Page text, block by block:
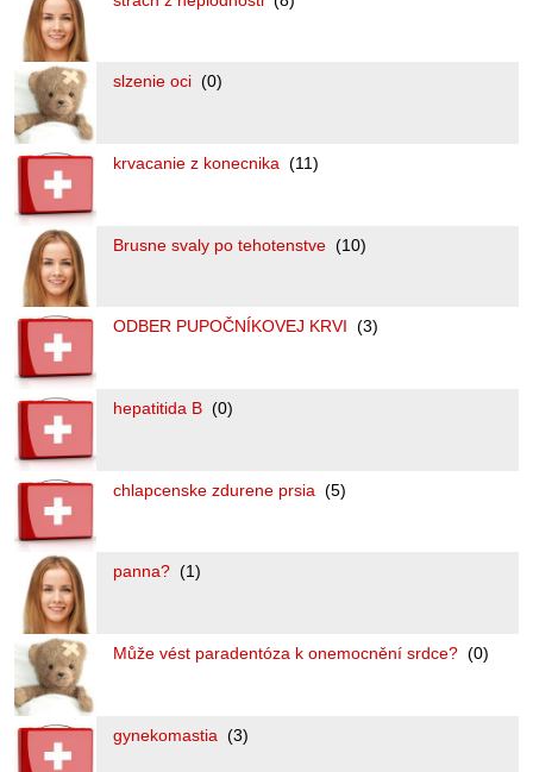
slzenie oci (0)
krvacanie z konecnika (11)
Brusne svaly po tehotenstve (10)
ODBER PUPOČNÍKOVEJ KRVI (3)
hepatitida B (0)
chlapcenske zdurene prsia (5)
panna? (1)
Může vést paradentóza k onemocnění srdce? (0)
gynekomastia (3)